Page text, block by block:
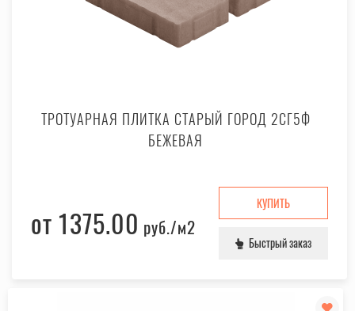
ТРОТУАРНАЯ ПЛИТКА СТАРЫЙ ГОРОД 2СГ5Ф
БЕЖЕВАЯ
от 1375.00 руб./м2
КУПИТЬ
Быстрый заказ